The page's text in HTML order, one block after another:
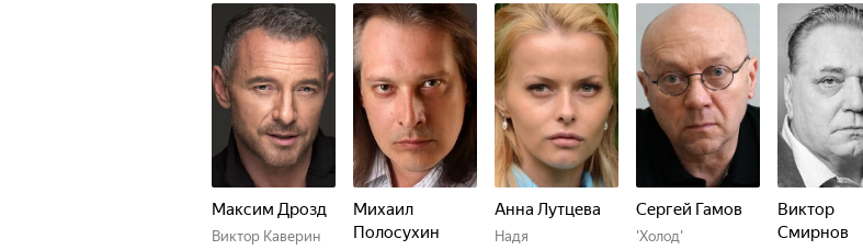
Максим Дрозд
Виктор Каверин
Михаил
Полосухин
Анна Лутцева
Надя
Сергей Гамов
'Холод'
Виктор
Смирнов